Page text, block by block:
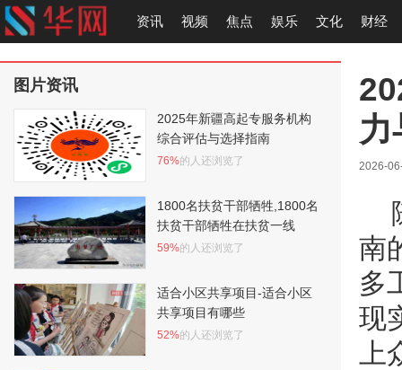
资讯 视频 焦点 娱乐 文化 财经
力
2026-
南
多
现
上
图片资讯
2025年新疆高起专服务机构
综合评估与选择指南
76%的人还浏览了
1800名扶贫干部牺牲,1800名
扶贫干部牺牲在扶贫一线
59%的人还浏览了
适合小区共享项目-适合小区
共享项目有哪些
52%的人还浏览了